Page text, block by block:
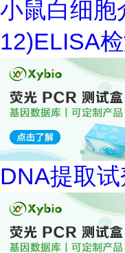
小鼠白细胞
12)ELISA
DNA提取试